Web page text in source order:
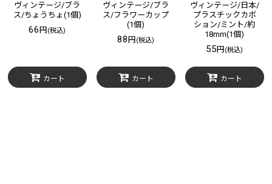
ヴィンテージ/ブラ
ス/ちょうちょ(1個)
66円 (税込)
カート
ヴィンテージ/ブラ
ス/フラワーカップ
(1個)
88円 (税込)
カート
ヴィンテージ/日本/
プラスチックカボ
ション/ミント/約
18mm(1個)
55円 (税込)
カート